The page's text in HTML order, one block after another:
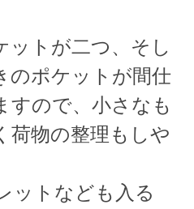
ットが二つ、そし
のポケットが間仕
すので、小さなも
荷物の整理もしや
ットなども入る